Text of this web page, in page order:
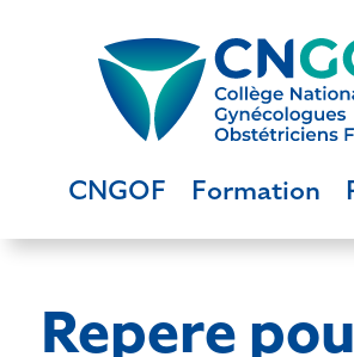
CNGOF Formation
Repere